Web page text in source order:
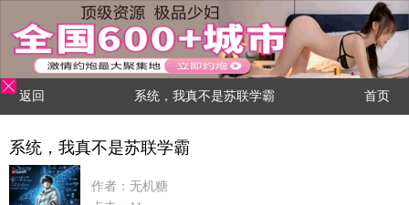
返回 系统，我真不是苏联学霸 首页
系统，我真不是苏联学霸
作者：无机糖